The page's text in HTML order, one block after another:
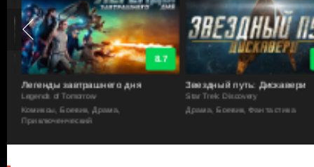
8.7
Легенды завтрашнего дня
Legends of Tomorrow
Комиксы, Боевик, Драма,
Приключенческий
Звездный путь: Дискавери
Star Trek: Discovery
Драма, Боевик, Фантастика